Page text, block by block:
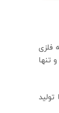
فلزی
تنها